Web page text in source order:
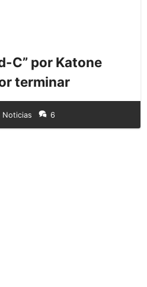
C” por Katone
terminar
Noticias 6